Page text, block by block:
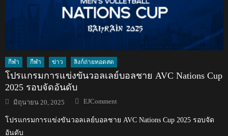
กีฬา กีฬา ข่าว ลิงก์ถ่ายทอดสด
โปรแกรมการแข่งขันวอลเลย์บอลชาย AVC Nations Cup
2025 รอบจัดอันดับ
Posted
on
มิถุนายน 20, 2025 Author
EJComment
โปรแกรมการแข่งขันวอลเลย์บอลชาย AVC Nations Cup 2025 รอบจัด
อันดับ